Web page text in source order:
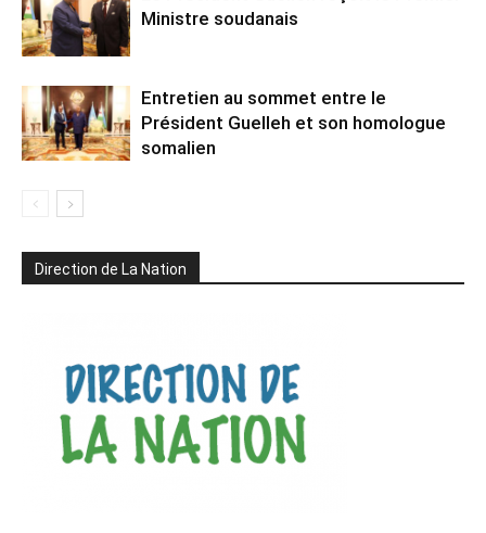
Ministre soudanais
Entretien au sommet entre le
Président Guelleh et son homologue
somalien
Direction de La Nation